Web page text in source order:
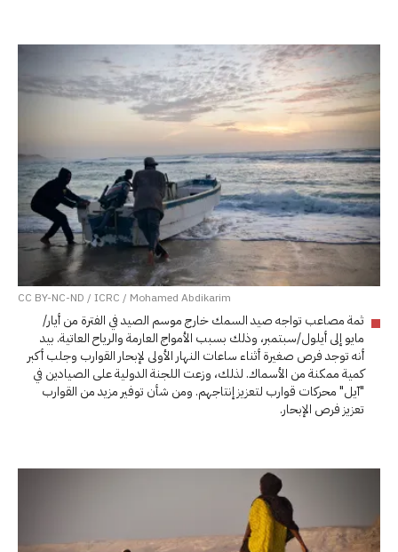
CC BY-NC-ND / ICRC / Mohamed Abdikarim
ثمة مصاعب تواجه صيد السمك خارج موسم الصيد في الفترة من أيار/
مايو إلى أيلول/سبتمبر، وذلك بسبب الأمواج العارمة والرياح العاتية. بيد
أنه توجد فرص صغيرة أثناء ساعات النهار الأولى لإبحار القوارب وجلب أكبر
كمية ممكنة من الأسماك. لذلك، وزعت اللجنة الدولية على الصيادين في
"آيل" محركات قوارب لتعزيز إنتاجهم. ومن شأن توفير مزيد من القوارب
تعزيز فرص الإبحار.